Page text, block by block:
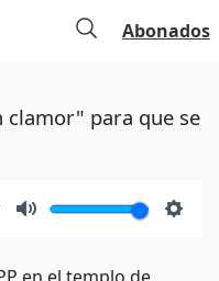
Abonados
clamor" para que se